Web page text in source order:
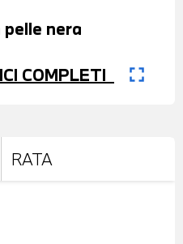
pelle nera
COMPLETI fullscreen
RATA